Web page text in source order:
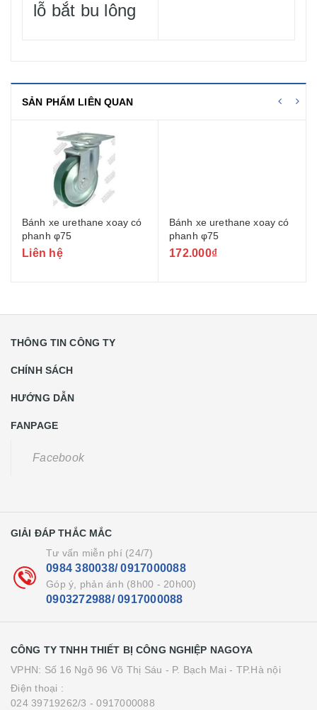
lỗ bắt bu lông
SẢN PHẨM LIÊN QUAN
Bánh xe urethane xoay có
phanh φ75
Liên hệ
Bánh xe urethane xoay có
phanh φ75
172.000₫
THÔNG TIN CÔNG TY
CHÍNH SÁCH
HƯỚNG DẪN
FANPAGE
0984 380038/ 0917000088
0903272988/ 0917000088
Điện thoại :
VP HCM: 91/18 Phạm Văn Chiêu - P. An Hội Tây - TP.HCM
Điện thoại :